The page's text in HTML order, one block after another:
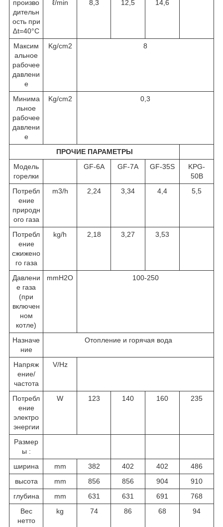
произво
дительн
ость при
∆t=40°C
ℓ/min 8,3 12,5 14,6
Максим
альное
рабочее
давлени
е
Kg/cm2 8
Минима
льное
рабочее
давлени
е
Kg/cm2 0,3
ПРОЧИЕ ПАРАМЕТРЫ
Модель
горелки
GF-6A GF-7A GF-35S
KPG-
50B
Потребл
ение
природн
ого газа
m3/h 2,24 3,34 4,4 5,5
Потребл
ение
сжижено
го газа
kg/h 2,18 3,27 3,53
Давлени
е газа
(при
включен
ном
котле)
mmH2O 100-250
Назначе
ние
Отопление и горячая вода
Напряж
ение/
частота
V/Hz
Потребл
ение
электро
энергии
W 123 140 160 235
Размер
ы :
ширина
mm 382 402 402
486
высота
mm 856 856 904
910
глубина
mm 631 631 691
768
Вес
нетто
kg 74 86 68 94